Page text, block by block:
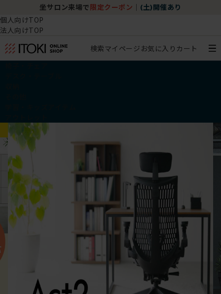
チェア体験ショールーム｜ZA SALON TOKYO
個人向けTOP
法人向けTOP
検索マイページ お気に入り カート